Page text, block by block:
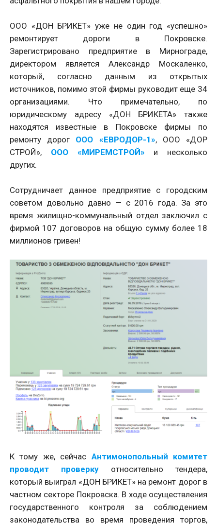
ООО «ДОН БРИКЕТ» уже не один год «успешно»
ремонтирует дороги в Покровске.
Зарегистрировано предприятие в Мирнограде,
директором является Александр Москаленко,
который, согласно данным из открытых
источников, помимо этой фирмы руководит еще 34
организациями. Что примечательно, по
юридическому адресу «ДОН БРИКЕТА» также
находятся известные в Покровске фирмы по
ремонту дорог ООО «ЕВРОДОР-1», ООО «ДОР
СТРОЙ», ООО «МИРЕМСТРОЙ» и несколько
других.
Сотрудничает данное предприятие с городским
советом довольно давно — с 2016 года. За это
время жилищно-коммунальный отдел заключил с
фирмой 107 договоров на общую сумму более 18
миллионов гривен!
К тому же, сейчас Антимонопольный комитет
проводит проверку относительно тендера,
который выиграл «ДОН БРИКЕТ» на ремонт дорог в
частном секторе Покровска. В ходе осуществления
государственного контроля за соблюдением
законодательства во время проведения торгов,